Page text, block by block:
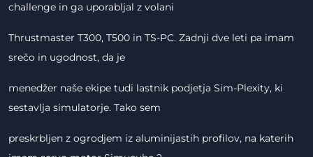
challenge in ga uporabljal z volani
Thrustmaster T300, T500 in TS-PC. Zadnji dve leti pa imam
srečo in ugodnost, da je
menedžer naše ekipe tudi lastnik podjetja Sim-Plexity, ki
sestavlja simulatorje. Tako sem
preskrbljen z ogrodjem iz aluminijastih profilov, na katerih